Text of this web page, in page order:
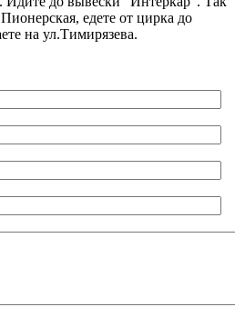
едете от цирка до
на ул.Тимирязева.